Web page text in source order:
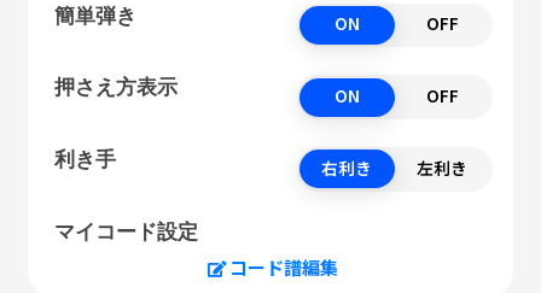
簡単弾き ON OFF
押さえ方表示 ON OFF
利き手 右利き 左利き
マイコード設定
コード譜編集